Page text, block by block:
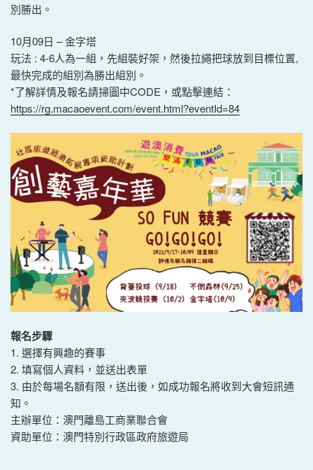
別勝出。
10月09日 – 金字塔
玩法 : 4-6人為一組，先組裝好架，然後拉繩把球放到目標位置,
最快完成的組別為勝出組別。
*了解詳情及報名請掃圖中CODE，或點擊連結：
https://rg.macaoevent.com/event.html?eventId=84
報名步驟
1. 選擇有興趣的賽事
2. 填寫個人資料，並送出表單
3. 由於每場名額有限，送出後，如成功報名將收到大會短訊通
知。
主辦單位：澳門離島工商業聯合會
資助單位：澳門特別行政區政府旅遊局